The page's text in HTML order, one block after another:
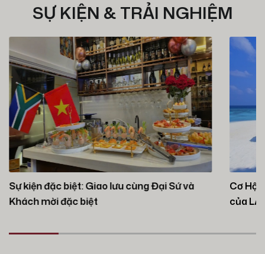
SỰ KIỆN & TRẢI NGHIỆM
Sự kiện đặc biệt: Giao lưu cùng Đại Sứ và
Khách mời đặc biệt
Cơ Hội
của LA